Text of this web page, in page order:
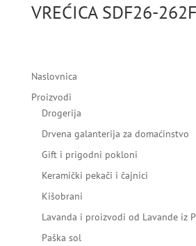
VREĆICA SDF26-
Naslovnica
Proizvodi
Drogerija
Drvena galanterija za domaćinstvo
Gift i prigodni pokloni
Keramički pekači i čajnici
Kišobrani
Lavanda i proizvodi od Lavande iz
Paška sol